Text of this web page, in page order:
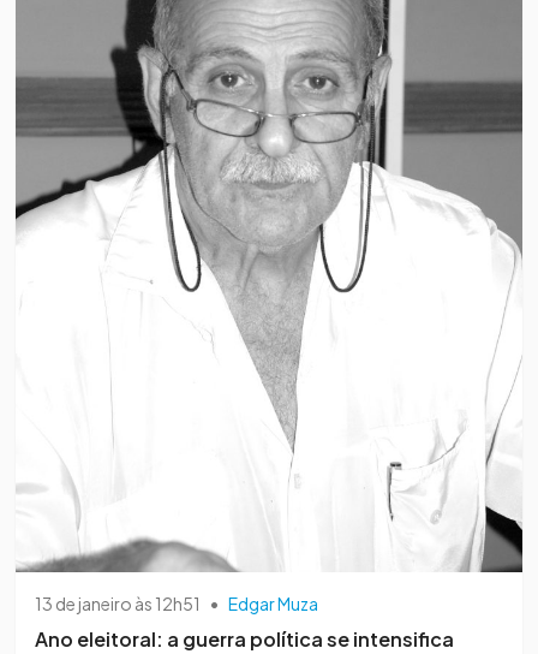
13 de janeiro às 12h51 • Edgar Muza
Ano eleitoral: a guerra política se intensifica